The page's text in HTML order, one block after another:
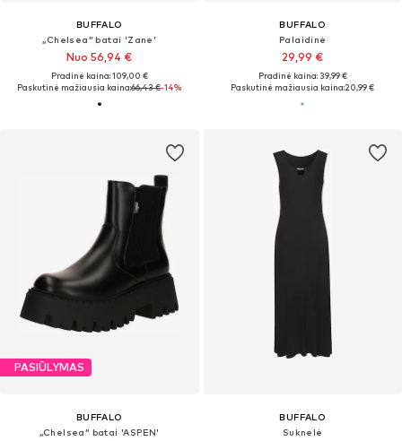
BUFFALO
„Chelsea“ batai 'Zane'
Nuo 56,94 €
Pradinė kaina: 109,00 €
Paskutinė mažiausia kaina:66,43 €-14%
BUFFALO
Palaidinė
29,99 €
Pradinė kaina: 39,99 €
Paskutinė mažiausia kaina:20,99 €
PASIŪLYMAS
BUFFALO
„Chelsea“ batai 'ASPEN'
BUFFALO
Suknelė